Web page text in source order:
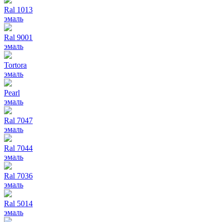
Ral 1013
эмаль
Ral 9001
эмаль
Tortora
эмаль
Pearl
эмаль
Ral 7047
эмаль
Ral 7044
эмаль
Ral 7036
эмаль
Ral 5014
эмаль